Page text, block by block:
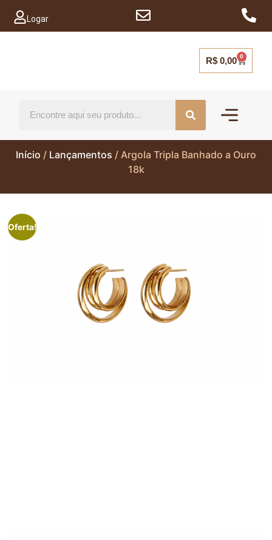
Logar
R$0,00 0
Início / Lançamentos / Argola Tripla Banhado a Ouro
18k
Oferta!